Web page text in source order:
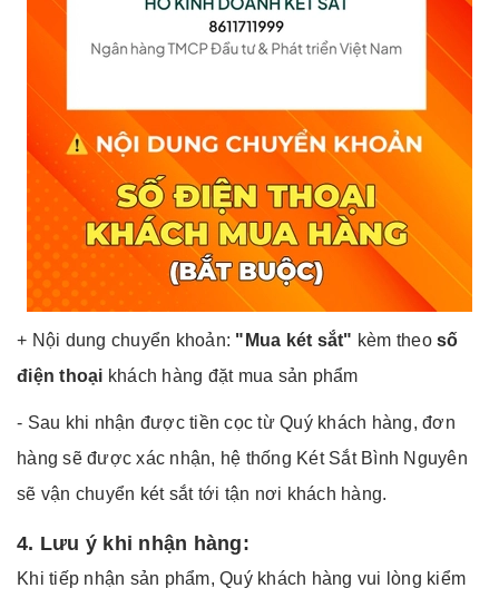
+ Nội dung chuyển khoản: "Mua két sắt" kèm theo số
điện thoại khách hàng đặt mua sản phẩm
- Sau khi nhận được tiền cọc từ Quý khách hàng, đơn
hàng sẽ được xác nhận, hệ thống Két Sắt Bình Nguyên
sẽ vận chuyển két sắt tới tận nơi khách hàng.
4. Lưu ý khi nhận hàng:
Khi tiếp nhận sản phẩm, Quý khách hàng vui lòng kiểm